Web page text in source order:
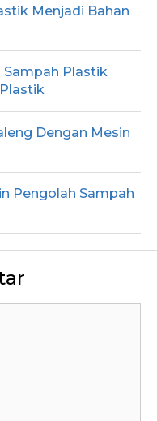
Menjadi Bahan
Sampah Plastik
Dengan Mesin
Pengolah Sampah